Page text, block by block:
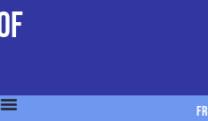
FR